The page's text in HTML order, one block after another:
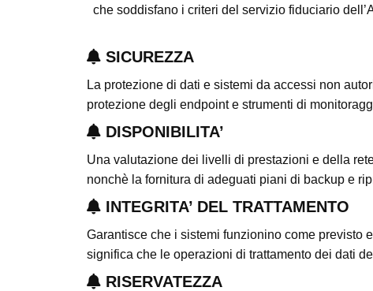
che soddisfano i criteri del servizio fiduciario
SICUREZZA
La protezione di dati e sistemi da accessi non
protezione degli endpoint e strumenti di
DISPONIBILITA’
Una valutazione dei livelli di prestazioni e della
nonchè la fornitura di adeguati piani di backup e
INTEGRITA’ DEL TRATTAMENTO
Garantisce che i sistemi funzionino come previsto
significa che le operazioni di trattamento dei dati
RISERVATEZZA